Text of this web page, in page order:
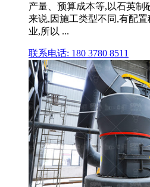
产量、预算成本等,以石英制
来说,因施工类型不同,有配
业,所以 ...
联系电话: 180 3780 8511